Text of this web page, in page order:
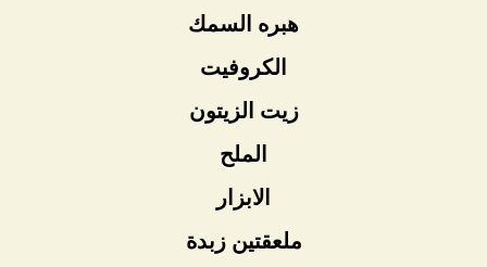
هبره السمك
الكروفيت
زيت الزيتون
الملح
الابزار
ملعقتين زبدة